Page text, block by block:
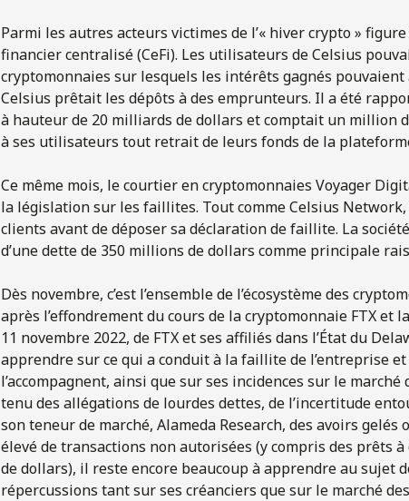
Parmi les autres acteurs victimes de l’« hiver crypto »
financier centralisé (CeFi). Les utilisateurs de Celsius
cryptomonnaies sur lesquels les intérêts gagnés pouvaient
Celsius prêtait les dépôts à des emprunteurs. Il a été
à hauteur de 20 milliards de dollars et comptait un million
à ses utilisateurs tout retrait de leurs fonds de la
Ce même mois, le courtier en cryptomonnaies Voyager
la législation sur les faillites. Tout comme Celsius
clients avant de déposer sa déclaration de faillite. La
d’une dette de 350 millions de dollars comme principale
Dès novembre, c’est l’ensemble de l’écosystème des
après l’effondrement du cours de la cryptomonnaie FTX et
11 novembre 2022, de FTX et ses affiliés dans l’État du
apprendre sur ce qui a conduit à la faillite de l’entreprise
l’accompagnent, ainsi que sur ses incidences sur le
tenu des allégations de lourdes dettes, de l’incertitude
son teneur de marché, Alameda Research, des avoirs
élevé de transactions non autorisées (y compris des prêts
de dollars), il reste encore beaucoup à apprendre au sujet
répercussions tant sur ses créanciers que sur le marché